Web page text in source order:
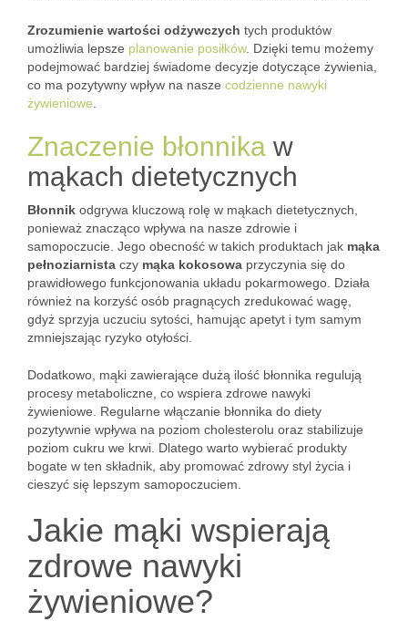
Zrozumienie wartości odżywczych tych produktów
umożliwia lepsze planowanie posiłków. Dzięki temu możemy
podejmować bardziej świadome decyzje dotyczące żywienia,
co ma pozytywny wpływ na nasze codzienne nawyki
żywieniowe
Znaczenie błonnika w
mąkach dietetycznych
Błonnik odgrywa kluczową rolę w mąkach dietetycznych,
ponieważ znacząco wpływa na nasze zdrowie i
samopoczucie. Jego obecność w takich produktach jak mąka
pełnoziarnista czy mąka kokosowa przyczynia się do
prawidłowego funkcjonowania układu pokarmowego. Działa
również na korzyść osób pragnących zredukować wagę,
gdyż sprzyja uczuciu sytości, hamując apetyt i tym samym
zmniejszając ryzyko otyłości.
Dodatkowo, mąki zawierające dużą ilość błonnika regulują
procesy metaboliczne, co wspiera zdrowe nawyki
żywieniowe. Regularne włączanie błonnika do diety
pozytywnie wpływa na poziom cholesterolu oraz stabilizuje
poziom cukru we krwi. Dlatego warto wybierać produkty
bogate w ten składnik, aby promować zdrowy styl życia i
cieszyć się lepszym samopoczuciem.
Jakie mąki wspierają
zdrowe nawyki
żywieniowe?